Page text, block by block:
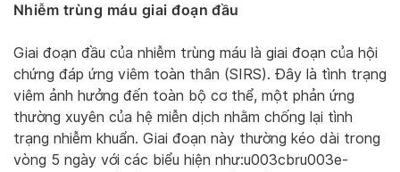
Nhiễm trùng máu giai đoạn đầu
Giai đoạn đầu của nhiễm trùng máu là giai đoạn của hội
chứng đáp ứng viêm toàn thân (SIRS). Đây là tình trạng
viêm ảnh hưởng đến toàn bộ cơ thể, một phản ứng
thường xuyên của hệ miễn dịch nhằm chống lại tình
trạng nhiễm khuẩn. Giai đoạn này thường kéo dài trong
vòng 5 ngày với các biểu hiện như:u003cbru003e-